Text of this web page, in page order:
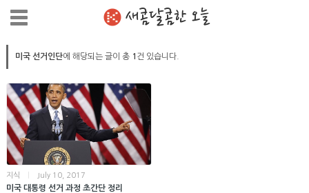
새콤달콤한 오늘
미국 선거인단에 해당되는 글이 총 1 건 있습니다.
지식 July 10, 2017
미국 대통령 선거 과정 초간단 정리